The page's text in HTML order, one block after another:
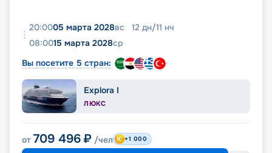
20:0005 марта 2028вс 12 дн/11 нч
08:0015 марта 2028ср
Вы посетите 5 стран:
Explora I
ЛЮКС
от 709 496 ₽ /чел +1 000